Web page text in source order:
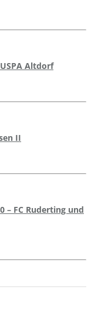
Altdorf
II
– FC Ruderting und